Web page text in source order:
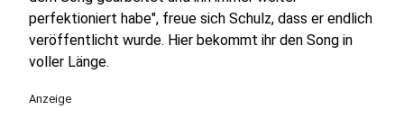
perfektioniert habe", freue sich Schulz, dass er endlich
veröffentlicht wurde. Hier bekommt ihr den Song in
voller Länge.
Anzeige